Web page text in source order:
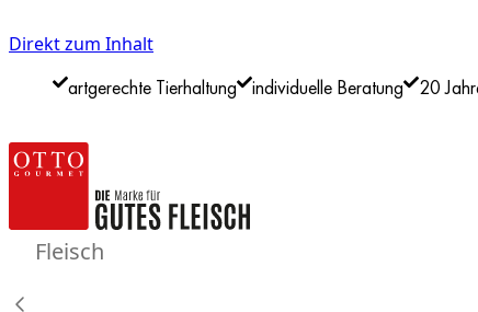
Direkt zum Inhalt
artgerechte Tierhaltung individuelle Beratung 20
Fleisch